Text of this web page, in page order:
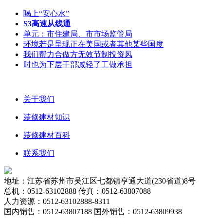
喝上“安心水”
S3高速从线通
单元：市住建局、市市场监管局
环境若是呈现正在美国或者其他某些国度
我们帮力合做方无效节制投资风
时也为下层干部减轻了工做承担
关于我们
装修建材知识
装修建材百科
联系我们
地址：江苏省苏州市吴江区七都镇亨通大道(230省道)8号
总机：0512-63102888 传真：0512-63807088
人力资源：0512-63102888-8311
国内销售：0512-63807188 国外销售：0512-63809938